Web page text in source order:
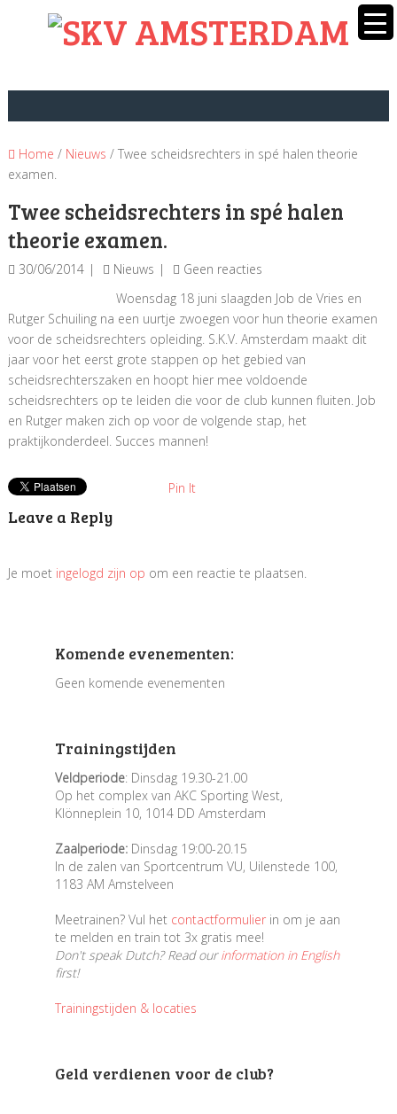
Home / Nieuws / Twee scheidsrechters in spé halen theorie
examen.
Twee scheidsrechters in spé halen
theorie examen.
30/06/2014 Nieuws
Geen reacties
Woensdag 18 juni slaagden Job de Vries en
Rutger Schuiling na een uurtje zwoegen voor hun theorie examen
voor de scheidsrechters opleiding. S.K.V. Amsterdam maakt dit
jaar voor het eerst grote stappen op het gebied van
scheidsrechterszaken en hoopt hier mee voldoende
scheidsrechters op te leiden die voor de club kunnen fluiten. Job
en Rutger maken zich op voor de volgende stap, het
praktijkonderdeel. Succes mannen!
Pin It
Leave a Reply
Je moet ingelogd zijn op om een reactie te plaatsen.
Komende evenementen:
Geen komende evenementen
Trainingstijden
Veldperiode: Dinsdag 19.30-21.00
Op het complex van AKC Sporting West,
Klönneplein 10, 1014 DD Amsterdam
Zaalperiode:Dinsdag 19:00-20.15
In de zalen van Sportcentrum VU, Uilenstede 100,
1183 AM Amstelveen
Meetrainen? Vul het contactformulierin om je aan
te melden en train tot 3x gratis mee!
Don't speak Dutch? Read ourinformation in English
first!
Trainingstijden & locaties
Geld verdienen voor de club?